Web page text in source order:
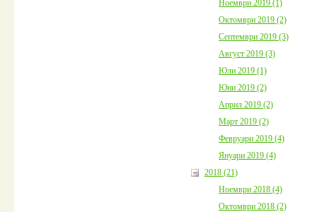
Ноември 2019 (1)
Октомври 2019 (2)
Септември 2019 (3)
Август 2019 (3)
Юли 2019 (1)
Юни 2019 (2)
Април 2019 (2)
Март 2019 (2)
Февруари 2019 (4)
Януари 2019 (4)
2018 (21)
Ноември 2018 (4)
Октомври 2018 (2)